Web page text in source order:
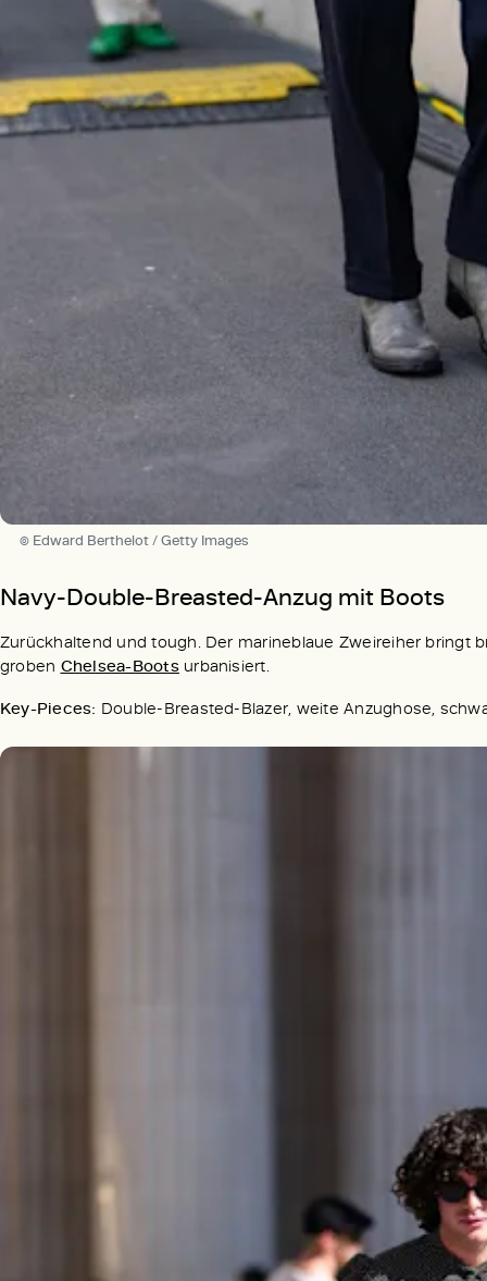
© Edward Berthelot / Getty Images
Navy-Double-Breasted-Anzug mit Boots
Zurückhaltend und tough. Der marineblaue Zweireiher bringt
groben Chelsea-Bootsurbanisiert.
Key-Pieces: Double-Breasted-Blazer, weite Anzughose,